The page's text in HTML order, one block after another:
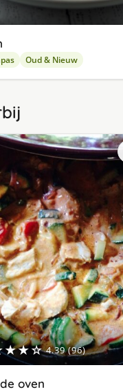
Oud & Nieuw
4.39 (96)
oven